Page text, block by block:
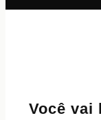
Você vai